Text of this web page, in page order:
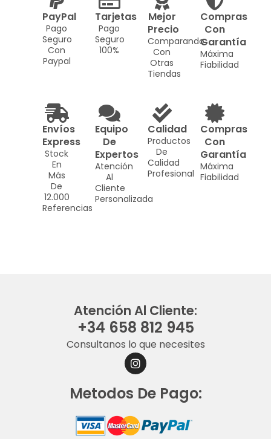
PayPal
Pago
Seguro
Con
Paypal
Tarjetas
Pago
Seguro
100%
Mejor
Precio
Comparando
Con
Otras
Tiendas
Compras
Con
Garantía
Máxima
Fiabilidad
Envíos
Express
Stock
En
Más
De
12.000
Referencias
Equipo
De
Expertos
Atención
Al
Cliente
Personalizada
Calidad
Productos
De
Calidad
Profesional
Compras
Con
Garantía
Máxima
Fiabilidad
Atención Al Cliente:
+34 658 812 945
Consultanos lo que necesites
I
N
S
G
R
Metodos De Pago: